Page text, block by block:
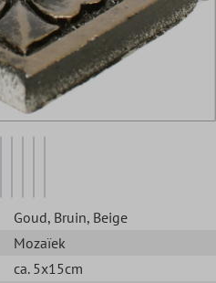
Goud, Bruin, Beige
Mozaïek
ca. 5x15cm